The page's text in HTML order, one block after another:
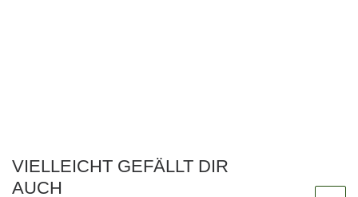
VIELLEICHT GEFÄLLT DIR
AUCH